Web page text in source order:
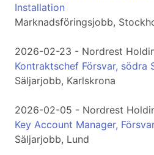
Installation
Marknadsföringsjobb,
2026-02-23 - Nordrest
Kontraktschef Försvar, södra
Säljarjobb, Karlskrona
2026-02-05 - Nordrest
Key Account Manager,
Säljarjobb, Lund